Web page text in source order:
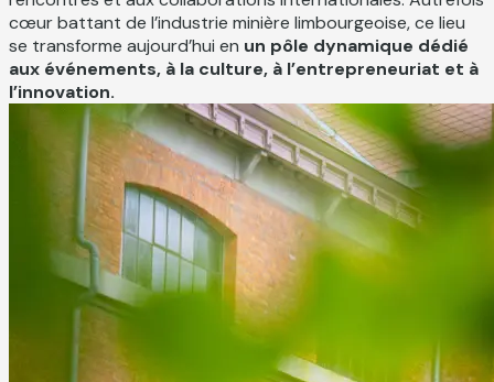
cœur battant de l’industrie minière limbourgeoise, ce lieu
se transforme aujourd’hui en un pôle dynamique dédié
aux événements, à la culture, à l’entrepreneuriat et à
l’innovation.